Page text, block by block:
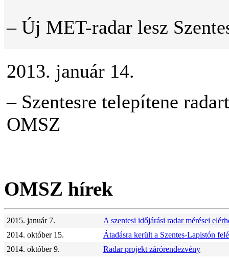
– Új MET-radar lesz
2013. január 14.
– Szentesre telepítene
OMSZ
OMSZ hírek
2015. január 7.
A szentesi időjárási radar mérései
2014. október 15.
Átadásra került a Szentes-Lapistón
2014. október 9.
Radar projekt zárórendezvény